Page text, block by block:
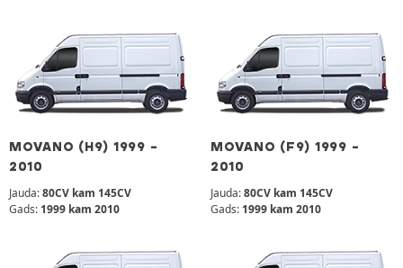
MOVANO (H9) 1999 -
2010
Jauda:80CV kam 145CV
Gads: 1999 kam 2010
MOVANO (F9) 1999 -
2010
Jauda:80CV kam 145CV
Gads: 1999 kam 2010